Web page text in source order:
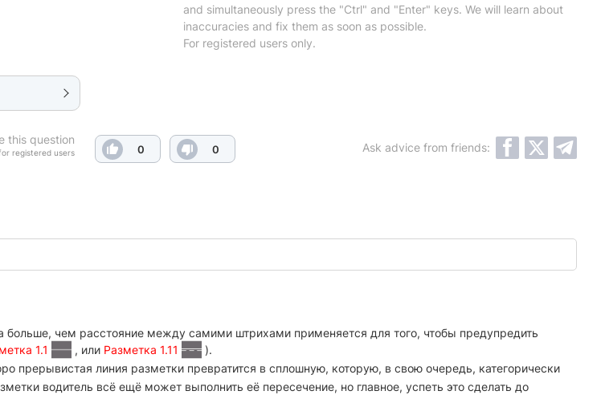
and simultaneously press the "Ctrl" and "Enter" keys. We will learn about
inaccuracies and fix them as soon as possible.
For registered users only.
this question
registered users 0 0 Ask advice from friends:
больше, чем расстояние между самими штрихами применяется для того, чтобы предупредить
1.1 , или Разметка 1.11
).
прерывистая линия разметки превратится в сплошную, которую, в свою очередь, категорически
водитель всё ещё может выполнить её пересечение, но главное, успеть это сделать до